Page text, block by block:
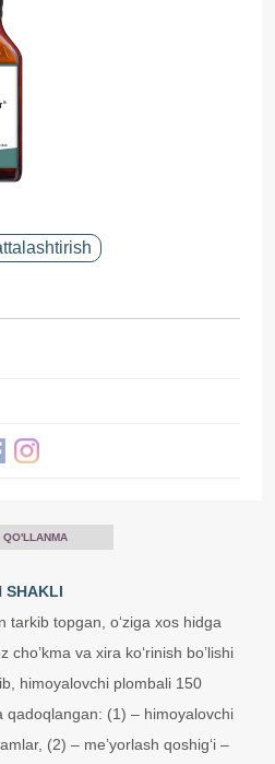
QO'LLANMA
SHAKLI
tarkib topgan, o‘ziga xos hidga
va xira ko‘rinish bo’lishi
himoyalovchi plombali 150
qadoqlangan: (1) – himoyalovchi
(2) – me’yorlash qoshig‘i –